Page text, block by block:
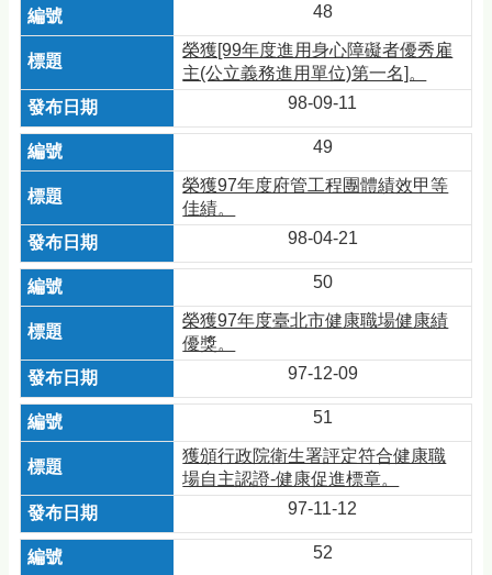
48
榮獲[99年度進用身心障礙者優秀雇
主(公立義務進用單位)第一名]。
98-09-11
49
榮獲97年度府管工程團體績效甲等
佳績。
98-04-21
50
榮獲97年度臺北市健康職場健康績
優獎。
97-12-09
51
獲頒行政院衛生署評定符合健康職
場自主認證-健康促進標章。
97-11-12
52